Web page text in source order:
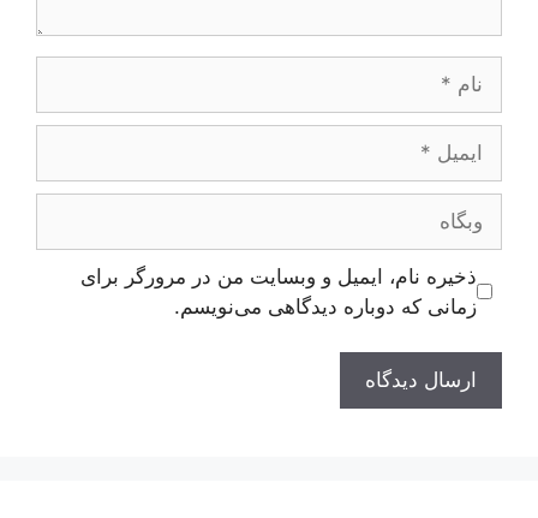
وبگاه
ذخیره نام، ایمیل و وبسایت من در مرورگر برای
زمانی که دوباره دیدگاهی می‌نویسم.